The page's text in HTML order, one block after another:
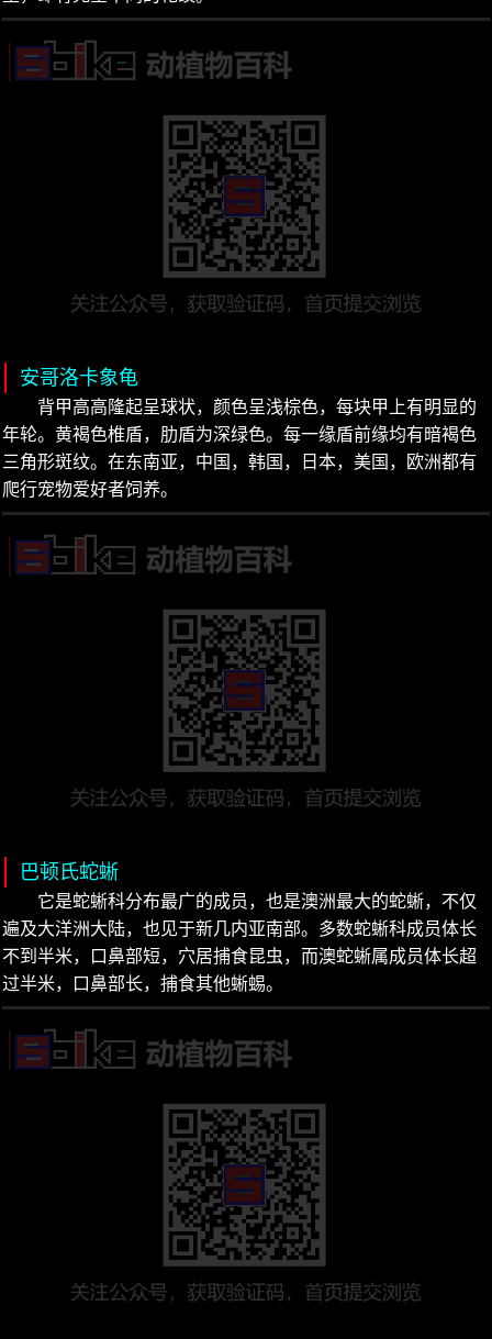
安哥洛卡象龟
背甲高高隆起呈球状，颜色呈浅棕色，每块甲上有明显的
年轮。黄褐色椎盾，肋盾为深绿色。每一缘盾前缘均有暗褐色
三角形斑纹。在东南亚，中国，韩国，日本，美国，欧洲都有
爬行宠物爱好者饲养。
巴顿氏蛇蜥
它是蛇蜥科分布最广的成员，也是澳洲最大的蛇蜥，不仅
遍及大洋洲大陆，也见于新几内亚南部。多数蛇蜥科成员体长
不到半米，口鼻部短，穴居捕食昆虫，而澳蛇蜥属成员体长超
过半米，口鼻部长，捕食其他蜥蜴。